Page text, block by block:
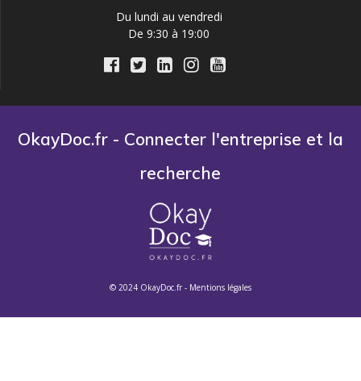
Du lundi au vendredi
De 9:30 à 19:00
OkayDoc.fr - Connecter l'entreprise et la
recherche
© 2024 OkayDoc.fr - Mentions légales